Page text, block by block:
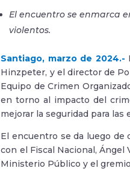
El encuentro se enmarca
violentos.
Santiago, marzo de 2024.-
Hinzpeter, y el director de
Equipo de Crimen
en torno al impacto del
mejorar la seguridad para
El encuentro se da luego de
con el Fiscal Nacional,
Ministerio Público y el